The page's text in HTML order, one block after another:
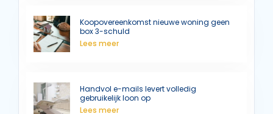
Koopovereenkomst nieuwe woning geen
box 3-schuld
Lees meer
Handvol e-mails levert volledig
gebruikelijk loon op
Lees meer